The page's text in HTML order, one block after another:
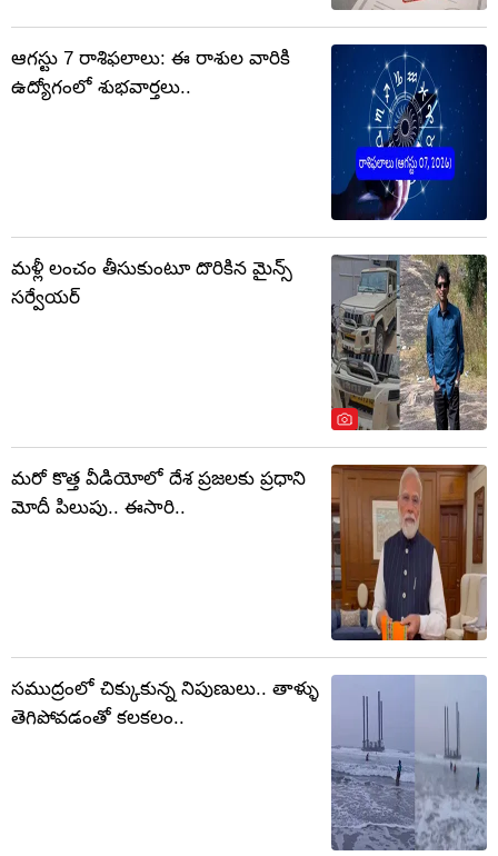
ఆగస్టు 7 రాశిఫలాలు: ఈ రాశుల వారికి
ఉద్యోగంలో శుభవార్తలు..
మళ్లీ లంచం తీసుకుంటూ దొరికిన మైన్స్
సర్వేయర్
మరో కొత్త వీడియోలో దేశ ప్రజలకు ప్రధాని
మోదీ పిలుపు.. ఈసారి..
సముద్రంలో చిక్కుకున్న నిపుణులు.. తాళ్ళు
తెగిపోవడంతో కలకలం..